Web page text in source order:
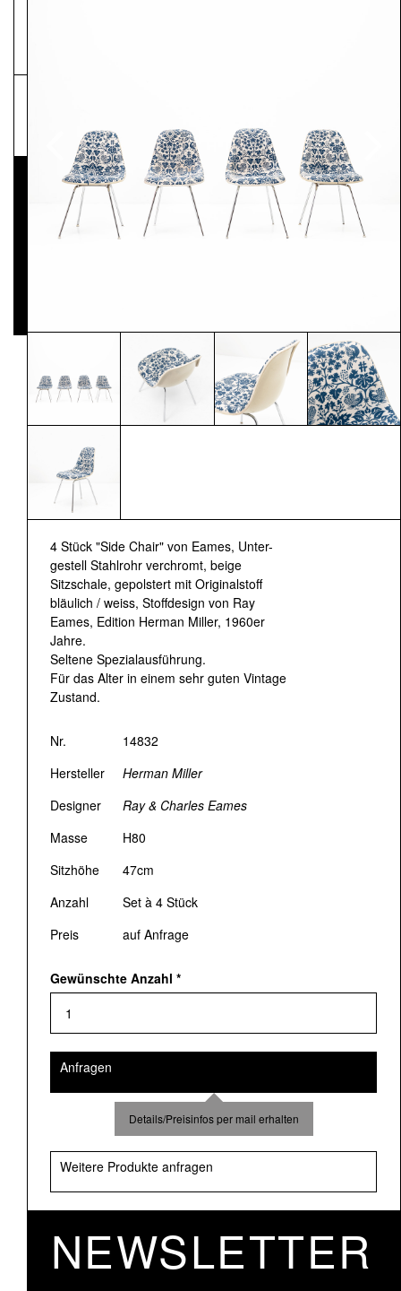
4 Stück "Side Chair" von Eames, Unter-
gestell Stahlrohr verchromt, beige
Sitzschale, gepolstert mit Originalstoff
bläulich / weiss, Stoffdesign von Ray
Eames, Edition Herman Miller, 1960er
Jahre.
Seltene Spezialausführung.
Für das Alter in einem sehr guten Vintage
Zustand.
Nr.
14832
Hersteller
Herman Miller
Designer
Ray & Charles Eames
Masse
H80
Sitzhöhe
47cm
Anzahl
Set à 4 Stück
Preis
auf Anfrage
Gewünschte Anzahl *
Anfragen
Details/Preisinfos per mail erhalten
Weitere Produkte anfragen
NEWSLETTER